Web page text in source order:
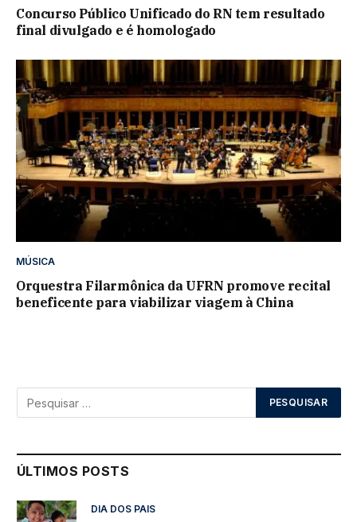
Concurso Público Unificado do RN tem resultado
final divulgado e é homologado
MÚSICA
Orquestra Filarmônica da UFRN promove recital
beneficente para viabilizar viagem à China
ÚLTIMOS POSTS
DIA DOS PAIS